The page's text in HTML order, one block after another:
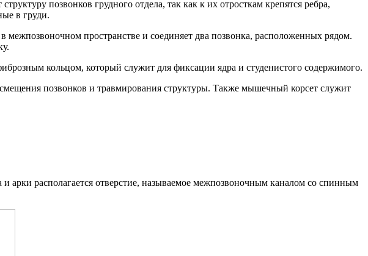
позвонков грудного отдела, так как к их отросткам крепятся ребра,
в груди.
пространстве и соединяет два позвонка, расположенных рядом.
кольцом, который служит для фиксации ядра и студенистого содержимого.
позвонков и травмирования структуры. Также мышечный корсет служит
и арки располагается отверстие, называемое межпозвоночным каналом со спинным